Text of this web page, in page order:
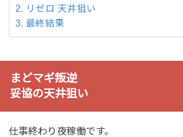
リゼロ 天井狙い
最終結果
まどマギ叛逆
妥協の天井狙い
仕事終わり夜稼働です。